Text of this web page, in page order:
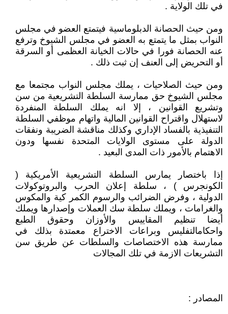
في تلك الولاية .
ومن حيث الحصانة الدبلوماسية فيتمتع العضو في مجلس
النواب بمثل ما يتمتع به العضو في مجلس الشيوخ وترفع
عنه الحصانة فورا في حالات الخيانة العظمى أو السرقة
أو التحريض إلى العنف إن ثبت ذلك .
ومن حيث الصلاحيات ، يملك مجلس النواب مجتمعا مع
مجلس الشيوخ حق ممارسة السلطة التشريعية من سن
وتشريع القوانين ، إلا انه يملك السلطة المنفردة
لاستهلال واقتراح القوانين المالية واتهام موظفي السلطة
التنفيذية بالفساد الإداري وكذلك مناقشة الضريبة ونفقات
الدولة على مستوى الولايات المتحدة نفسها ودون
الاهتمام بالأمور ذات المدى البعيد .
إذا باختصار يمارس السلطة التشريعية الأمريكية (
الكونجرس ) ، سلطة إعلان الحرب والبروتوكولات
الدولية ، وفرض الضرائب والرسوم الكمر كية والمكوس
والغرامات ، ويملك سلطة سك العملات وإصدارها ويملك
أيضا تنظيم المقاييس والأوزان وحقوق الطبع
واحكامالتفليس وبراعات الاختراع معمتدة بذلك في
ممارسة هذه الاختصاصات والسلطات عن طريق سن
التشريعات الازمة في تلك المجالات
المصادر :